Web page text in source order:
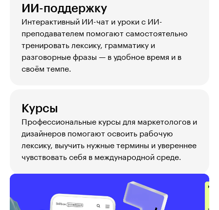
ИИ-поддержку
Интерактивный ИИ-чат и уроки с ИИ-
преподавателем помогают самостоятельно
тренировать лексику, грамматику и
разговорные фразы — в удобное время и в
своём темпе.
Курсы
Профессиональные курсы для маркетологов и
дизайнеров помогают освоить рабочую
лексику, выучить нужные термины и увереннее
чувствовать себя в международной среде.